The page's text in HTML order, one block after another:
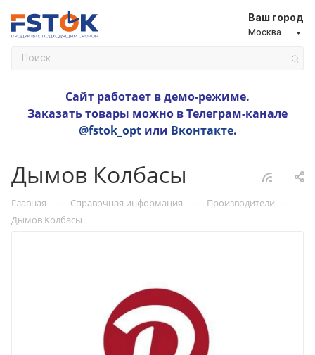
Ваш город
Москва
Сайт работает в демо-режиме.
Заказать товары можно в Телеграм-канале
@fstok_optили Вконтакте.
Дымов Колбасы
Главная — Справочная информация — Производители —
Дымов Колбасы